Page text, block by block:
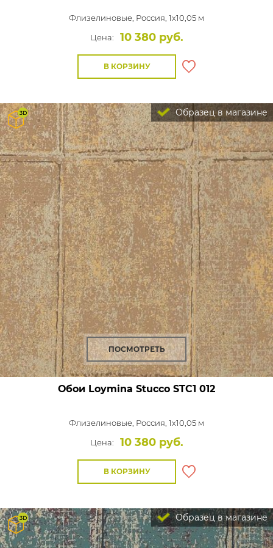
Флизелиновые, Россия, 1x10,05 м
Цена:
10 380 руб.
В КОРЗИНУ
Образец в магазине
ПОСМОТРЕТЬ
Обои Loymina Stucco STC1 012
Флизелиновые, Россия, 1x10,05 м
Цена:
10 380 руб.
В КОРЗИНУ
Образец в магазине